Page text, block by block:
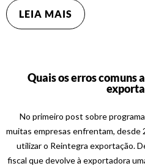
LEIA MAIS
Quais os erros comuns
No primeiro post sobre
muitas empresas enfrentam, desde
utilizar o Reintegra exportação.
fiscal que devolve à exportadora